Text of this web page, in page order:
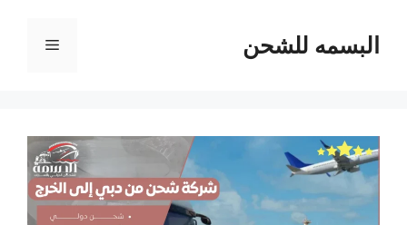
المحتوىالبسمه للشحن القائمة